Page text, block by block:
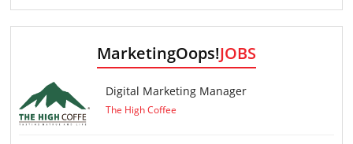
MarketingOops!JOBS
Digital Marketing Manager
The High Coffee